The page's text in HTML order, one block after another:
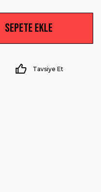
Sepete Ekle
Tavsiye Et